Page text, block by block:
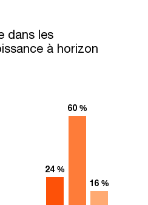
perspectives de croissance à
categories.
dans les
à horizon
24 %
24 %
60 %
60 %
16 %
16 %